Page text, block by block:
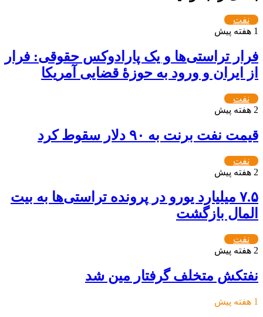
نفت
1 هفته پیش
فرار تراستی‌ها و یک پارادوکس حقوقی: فرار
از ایران و ورود به حوزۀ قضایی آمریکا
نفت
2 هفته پیش
قیمت نفت برنت به ۹۰ دلار سقوط کرد
نفت
2 هفته پیش
۷.۵ میلیارد یورو در پرونده تراستی‌ها به بیت
المال بازگشت
نفت
2 هفته پیش
نفتکش متخلف گرفتار مین شد
1 هفته پیش